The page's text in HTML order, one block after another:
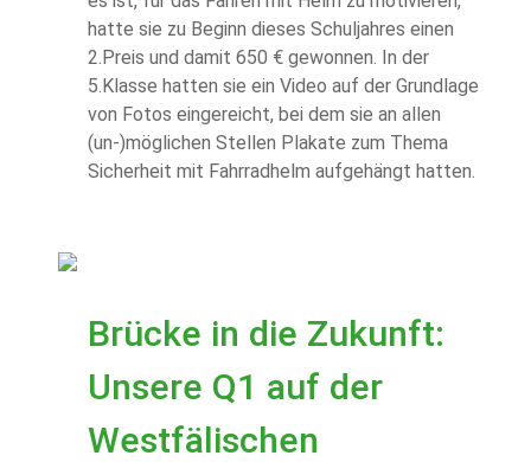
hatte sie zu Beginn dieses Schuljahres einen
2.Preis und damit 650 € gewonnen. In der
5.Klasse hatten sie ein Video auf der Grundlage
von Fotos eingereicht, bei dem sie an allen
(un-)möglichen Stellen Plakate zum Thema
Sicherheit mit Fahrradhelm aufgehängt hatten.
​Brücke in die Zukunft:
Unsere Q1 auf der
Westfälischen